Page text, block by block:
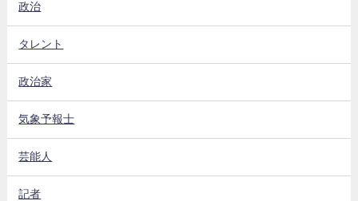
政治
タレント
政治家
気象予報士
芸能人
記者